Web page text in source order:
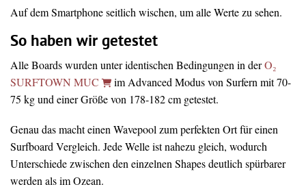
Auf dem Smartphone seitlich wischen, um alle Werte zu sehen.
So haben wir getestet
Alle Boards wurden unter identischen Bedingungen in derO₂
SURFTOWN MUC
im Advanced Modus von Surfern mit 70-
75 kg und einer Größe von 178-182 cm getestet.
Genau das macht einen Wavepool zum perfekten Ort für einen
Surfboard Vergleich. Jede Welle ist nahezu gleich, wodurch
Unterschiede zwischen den einzelnen Shapes deutlich spürbarer
werden als im Ozean.